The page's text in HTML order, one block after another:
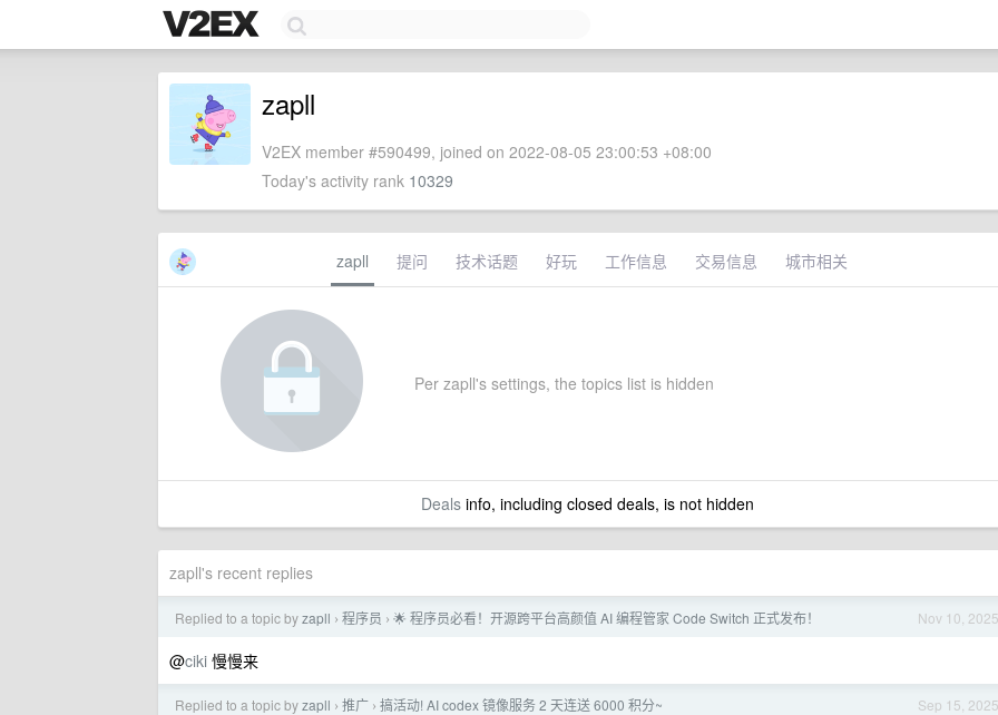
zapll
V2EX member #590499, joined on 2022-08-05 23:00:53 +08:00
Today's activity rank 10329
zapll 提问 技术话题 好玩 工作信息 交易信息 城市相关
Per zapll's settings, the topics list is hidden
Dealsinfo, including closed deals, is not hidden
zapll's recent replies
Nov 10, 2025
Replied to a topic byzapll › 程序员 › 🌟 程序员必看！开源跨平台高颜值 AI 编程管家 Code Switch 正式发布！
@ciki 慢慢来
Sep 15, 2025
Replied to a topic byzapll › 推广 › 搞活动! AI codex 镜像服务 2 天连送 6000 积分~